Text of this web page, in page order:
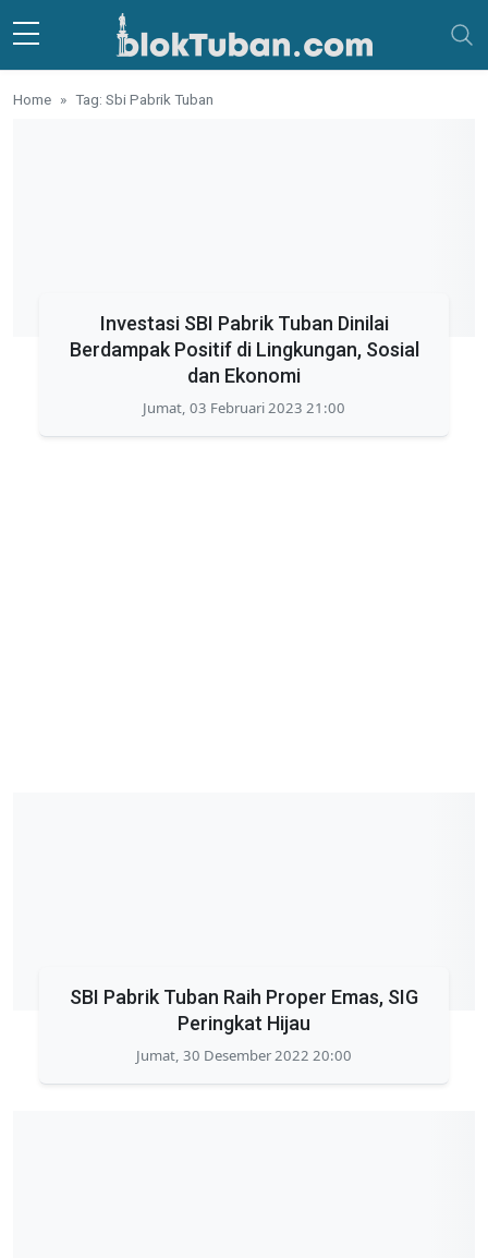
Skip to main content
Home Tag: Sbi Pabrik Tuban
Investasi SBI Pabrik Tuban Dinilai
Berdampak Positif di Lingkungan, Sosial
dan Ekonomi
Jumat, 03 Februari 2023 21:00
SBI Pabrik Tuban Raih Proper Emas, SIG
Peringkat Hijau
Jumat, 30 Desember 2022 20:00